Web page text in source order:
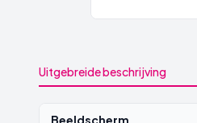
Uitgebreide beschrijving
Beeldscherm